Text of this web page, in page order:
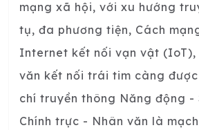
mạng xã hội, với xu hướng
tụ, đa phương tiện, Cách
Internet kết nối vạn vật
văn kết nối trái tim càng
chí truyền thông Năng động -
Chính trực - Nhân văn là